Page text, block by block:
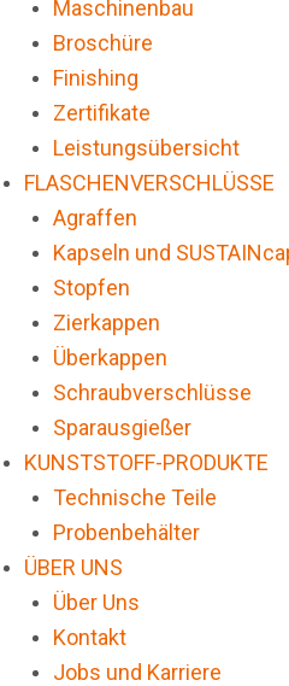
Maschinenbau
Broschüre
Finishing
Zertifikate
Leistungsübersicht
FLASCHENVERSCHLÜSSE
Agraffen
Kapseln und
Stopfen
Zierkappen
Überkappen
Schraubverschlüsse
Sparausgießer
KUNSTSTOFF-PRODUKTE
Technische Teile
Probenbehälter
ÜBER UNS
Über Uns
Kontakt
Jobs und Karriere